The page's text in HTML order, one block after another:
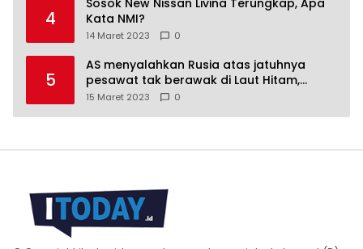
4
Kata NMI?
14 Maret 2023 0
5
AS menyalahkan Rusia atas jatuhnya
pesawat tak berawak di Laut Hitam,
Moskow menyangkal
15 Maret 2023 0